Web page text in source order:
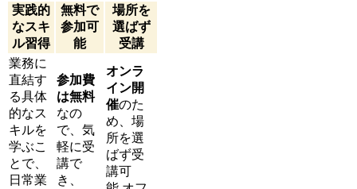
実践的
なスキ
ル習得
無料で
参加可
能
場所を
選ばず
受講
業務に
直結す
る具体
的なス
キルを
学ぶこ
とで、
日常業
参加費
は無料
なの
で、気
軽に受
講で
き、
オンラ
イン開
催のた
め、場
所を選
ばず受
講可